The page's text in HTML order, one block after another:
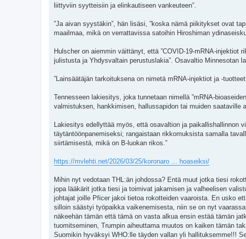
liittyviin syytteisiin ja elinkautiseen vankeuteen”.
”Ja aivan syystäkin”, hän lisäsi, ”koska nämä piikitykset ovat
maailmaa, mikä on verrattavissa satoihin Hiroshiman
Hulscher on aiemmin väittänyt, että ”COVID-19-mRNA-injektiot
julistusta ja Yhdysvaltain perustuslakia”. Osavaltio Minnesotan
”Lainsäätäjän tarkoituksena on nimetä mRNA-injektiot ja -
Tennesseen lakiesitys, joka tunnetaan nimellä ”mRNA-
valmistuksen, hankkimisen, hallussapidon tai muiden saataville
Lakiesitys edellyttää myös, että osavaltion ja paikallishallinnon
täytäntöönpanemiseksi; rangaistaan rikkomuksista samalla
siirtämisestä, mikä on B-luokan rikos.”
https://mvlehti.net/2026/03/25/koronaro ... hoaseiksi/
Mihin nyt vedotaan THL:än johdossa? Entä muut jotka tiesi
jopa lääkärit jotka tiesi ja toimivat jakamisen ja valheelisen
johtajat joille Pficer jakoi tietoa rokotteiden vaaroista. En usko
silloin säästyi työpaikka vaikenemisesta, niin se on nyt
näkeehän tämän että tämä on vasta alkua ensin estää tämän
tuomitseminen, Trumpin aiheuttama muutos on kaiken tämän
Suomikin hyväksyi WHO:lle täyden vallan yli hallituksemme!!!